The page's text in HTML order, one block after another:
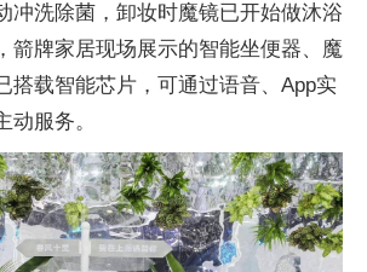
冲洗除菌，卸妆时魔镜已开始做沐浴
牌家居现场展示的智能坐便器、魔
搭载智能芯片，可通过语音、App实
动服务。